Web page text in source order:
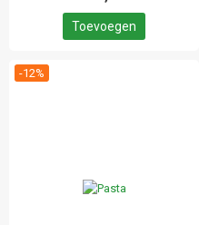
Toevoegen
-12%